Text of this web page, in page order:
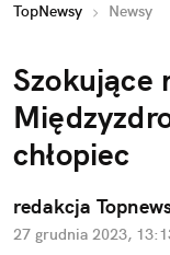
dad:HERO
TopNewsy Newsy
Szokujące
chłopiec
redakcja
27 grudnia 2023,